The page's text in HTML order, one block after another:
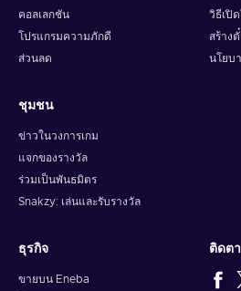
คอลเลกชัน
โปรแกรมความภักดี
ส่วนลด
วิธีเปิ
สร้าง
นโยบ
ชุมชน
ข่าวในวงการเกม
แจกของรางวัล
ร่วมเป็นพันธมิตร
Snakzy: เล่นและรับรางวัล
ธุรกิจ
ขายบน Eneba
ติดต